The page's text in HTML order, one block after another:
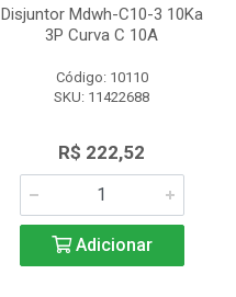
Disjuntor Mdwh-C10-3 10Ka
3P Curva C 10A
Código: 10110
SKU: 11422688
R$ 222,52
Adicionar